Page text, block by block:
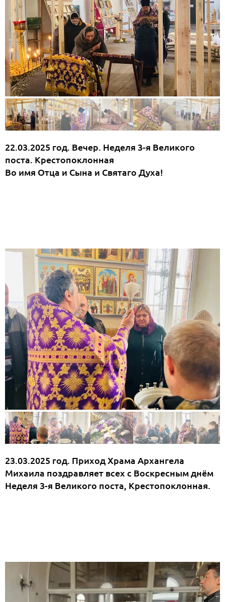
22.03.2025 год. Вечер. Неделя 3-я Великого
поста. Крестопоклонная
Во имя Отца и Сына и Святаго Духа!
23.03.2025 год. Приход Храма Архангела
Михаила поздравляет всех с Воскресным днём
Неделя 3-я Великого поста, Крестопоклонная.